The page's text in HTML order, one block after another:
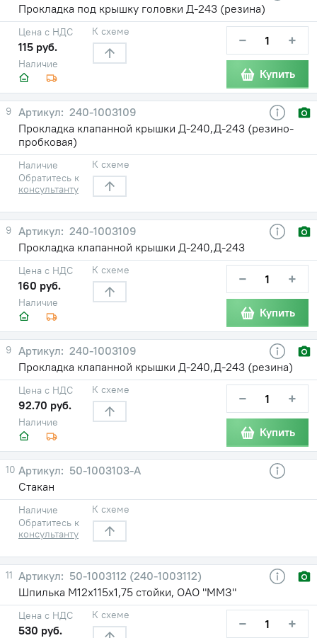
Прокладка под крышку головки Д-243 (резина)
Наличие
Цена с НДС
115 руб.
К схеме − +
Купить
9
240-1003109
Прокладка клапанной крышки Д-240,Д-243 (резино-
пробковая)
Наличие
Обратитесь к
консультанту
К схеме
9
240-1003109
Прокладка клапанной крышки Д-240,Д-243
Наличие
Цена с НДС
160 руб.
К схеме − +
Купить
9
240-1003109
Прокладка клапанной крышки Д-240,Д-243 (резина)
Наличие
Цена с НДС
92.70 руб.
К схеме − +
Купить
10
50-1003103-А
Стакан
Наличие
Обратитесь к
консультанту
К схеме
11
50-1003112 (240-1003112)
Шпилька М12х115х1,75 стойки, ОАО "ММЗ"
Цена с НДС
530 руб.
К схеме − +